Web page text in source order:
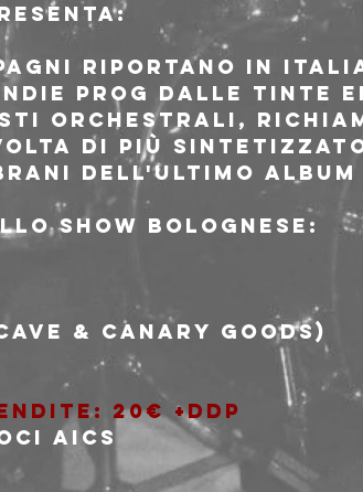
riportano in
prog dalle tinte
orchestrali,
di più
dell'ultimo album
show Bolognese:
Cave & Canary Goods)
20€ +ddp
AICS